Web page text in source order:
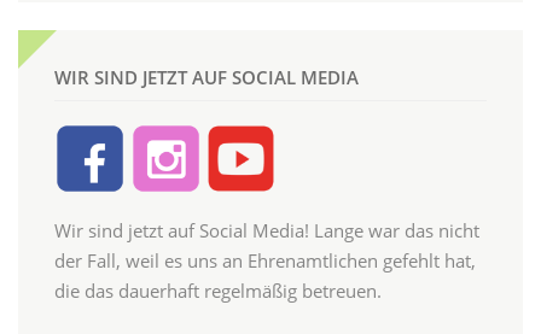
WIR SIND JETZT AUF SOCIAL MEDIA
Wir sind jetzt auf Social Media! Lange war das nicht
der Fall, weil es uns an Ehrenamtlichen gefehlt hat,
die das dauerhaft regelmäßig betreuen.